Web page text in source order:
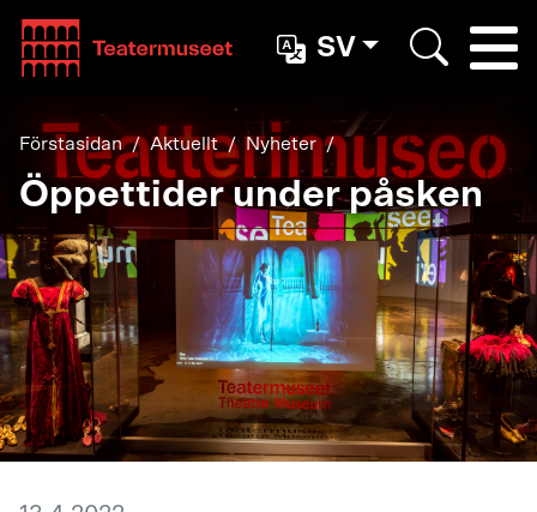
Teatterimuseo
SV
Förstasidan Aktuellt Nyheter
Öppettider under påsken